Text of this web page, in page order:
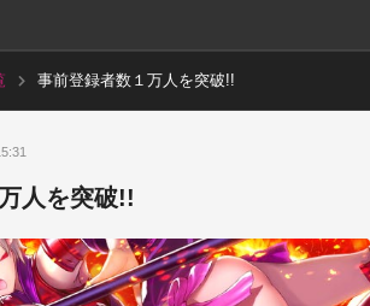
事前登録者数１万人を突破!!
人を突破!!